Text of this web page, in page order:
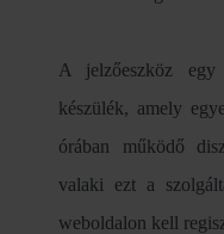
A jelzőeszköz
készülék, amely
órában működő
valaki ezt a
weboldalon kell